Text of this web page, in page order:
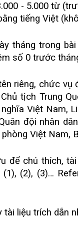
- 5.000 từ
tiếng Việt
tháng trong
số 0 trước
riêng, chức vụ
tịch Trung
Việt Nam,
đội nhân
Việt Nam,
để chú thích,
(1), (2), (3)…
tài liệu trích dẫn